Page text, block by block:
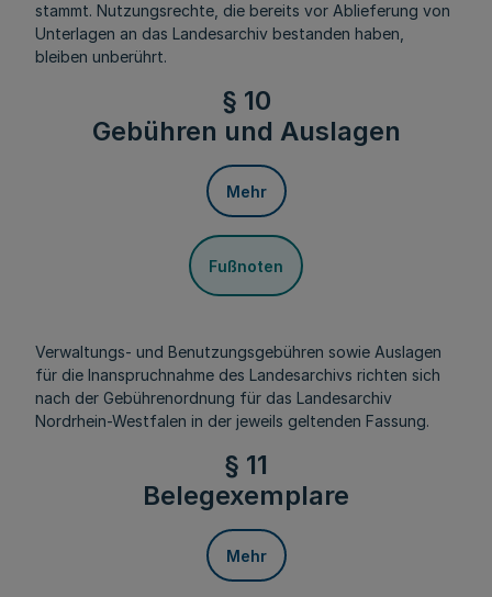
stammt. Nutzungsrechte, die bereits vor Ablieferung von
Unterlagen an das Landesarchiv bestanden haben,
bleiben unberührt.
§ 10
Gebühren und Auslagen
Mehr
Fußnoten
Verwaltungs- und Benutzungsgebühren sowie Auslagen
für die Inanspruchnahme des Landesarchivs richten sich
nach der Gebührenordnung für das Landesarchiv
Nordrhein-Westfalen in der jeweils geltenden Fassung.
§ 11
Belegexemplare
Mehr